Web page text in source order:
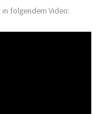
folgendem Video: